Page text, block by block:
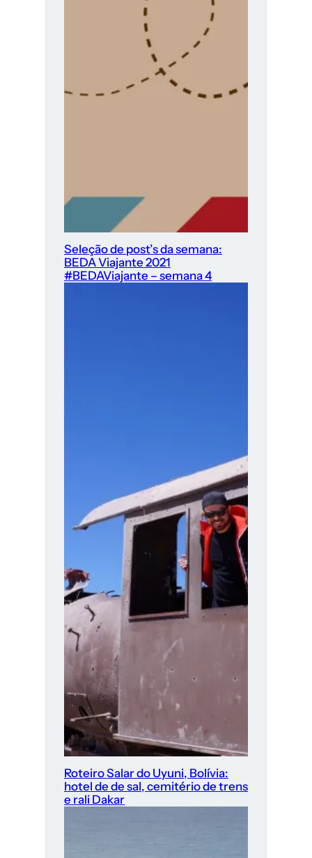
Seleção de post’s da semana:
BEDA Viajante 2021
#BEDAViajante – semana 4
Roteiro Salar do Uyuni, Bolívia:
hotel de de sal, cemitério de trens
e rali Dakar